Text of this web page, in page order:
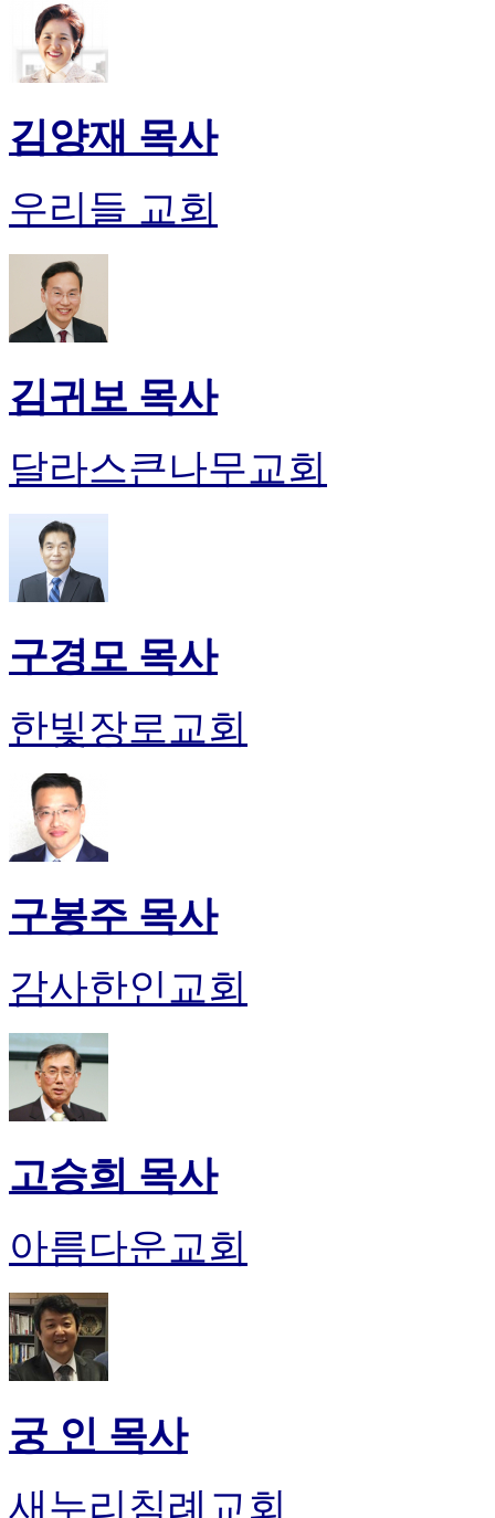
김양재 목사
우리들 교회
김귀보 목사
달라스큰나무교회
구경모 목사
한빛장로교회
구봉주 목사
감사한인교회
고승희 목사
아름다운교회
궁 인 목사
새누리침례교회